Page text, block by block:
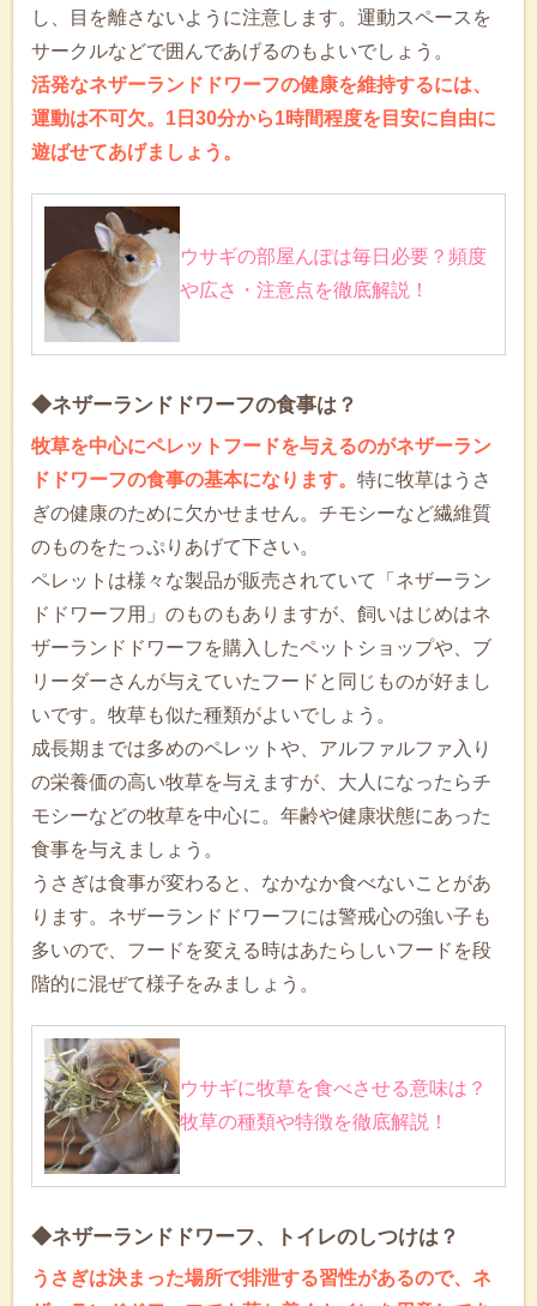
し、目を離さないように注意します。運動スペースを
サークルなどで囲んであげるのもよいでしょう。
活発なネザーランドドワーフの健康を維持するには、
運動は不可欠。1日30分から1時間程度を目安に自由に
遊ばせてあげましょう。
ウサギの部屋んぽは毎日必要？頻度
や広さ・注意点を徹底解説！
◆ネザーランドドワーフの食事は？
牧草を中心にペレットフードを与えるのがネザーラン
ドドワーフの食事の基本になります。 特に牧草はうさ
ぎの健康のために欠かせません。チモシーなど繊維質
のものをたっぷりあげて下さい。
ペレットは様々な製品が販売されていて「ネザーラン
ドドワーフ用」のものもありますが、飼いはじめはネ
ザーランドドワーフを購入したペットショップや、ブ
リーダーさんが与えていたフードと同じものが好まし
いです。牧草も似た種類がよいでしょう。
成長期までは多めのペレットや、アルファルファ入り
の栄養価の高い牧草を与えますが、大人になったらチ
モシーなどの牧草を中心に。年齢や健康状態にあった
食事を与えましょう。
うさぎは食事が変わると、なかなか食べないことがあ
ります。ネザーランドドワーフには警戒心の強い子も
多いので、フードを変える時はあたらしいフードを段
階的に混ぜて様子をみましょう。
ウサギに牧草を食べさせる意味は？
牧草の種類や特徴を徹底解説！
◆ネザーランドドワーフ、トイレのしつけは？
うさぎは決まった場所で排泄する習性があるので、ネ